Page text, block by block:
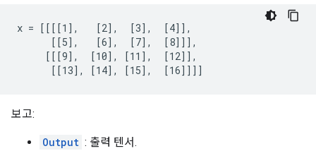
x = [[[[1],   [2],  [3],  [4]],
      [[5],   [6],  [7],  [8]]],
     [[[9],  [10], [11],  [12]],
      [[13], [14], [15],  [16]]]]
보고:
Output : 출력 텐서.